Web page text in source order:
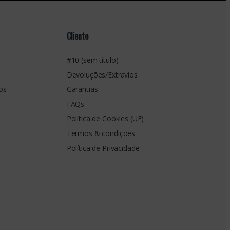
Cliente
#10 (sem título)
Devoluções/Extravios
Garantias
FAQs
Política de Cookies (UE)
Termos & condições
Política de Privacidade